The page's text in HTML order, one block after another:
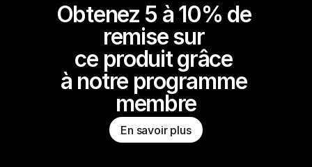
Obtenez 5 à 10% de
remise sur
ce produit grâce
à notre programme
membre
En savoir plus